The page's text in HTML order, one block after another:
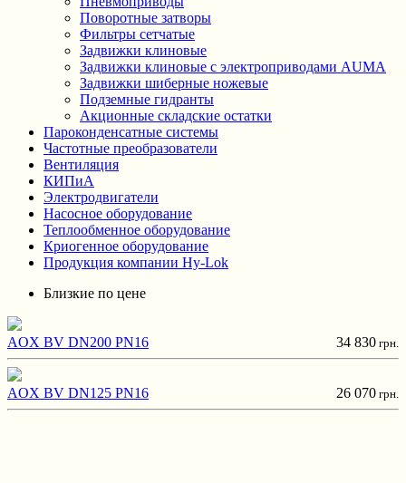
Поворотные затворы
Фильтры сетчатые
Задвижки клиновые
Задвижки клиновые с электроприводами AUMA
Задвижки шиберные ножевые
Подземные гидранты
Акционные складские остатки
Пароконденсатные системы
Частотные преобразователи
Вентиляция
КИПиА
Электродвигатели
Насосное оборудование
Теплообменное оборудование
Криогенное оборудование
Продукция компании Hy-Lok
Близкие по цене
AOX BV DN200 PN16 34 830 грн.
AOX BV DN125 PN16 26 070 грн.